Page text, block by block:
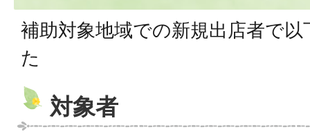
補助対象地域での新規出店者で
た
対象者